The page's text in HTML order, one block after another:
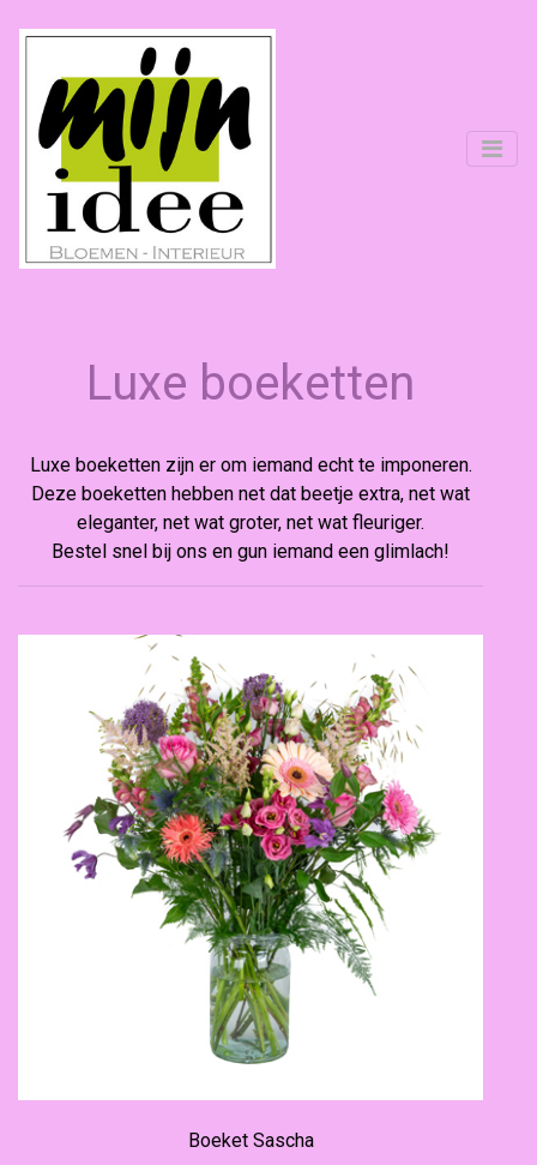
Luxe boeketten
Luxe boeketten zijn er om iemand echt te imponeren.
Deze boeketten hebben net dat beetje extra, net wat
eleganter, net wat groter, net wat fleuriger.
Bestel snel bij ons en gun iemand een glimlach!
Boeket Sascha